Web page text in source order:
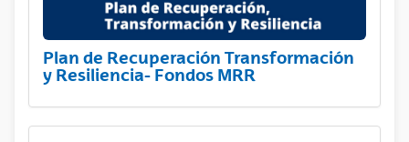
Plan de Recuperación Transformación
y Resiliencia- Fondos MRR